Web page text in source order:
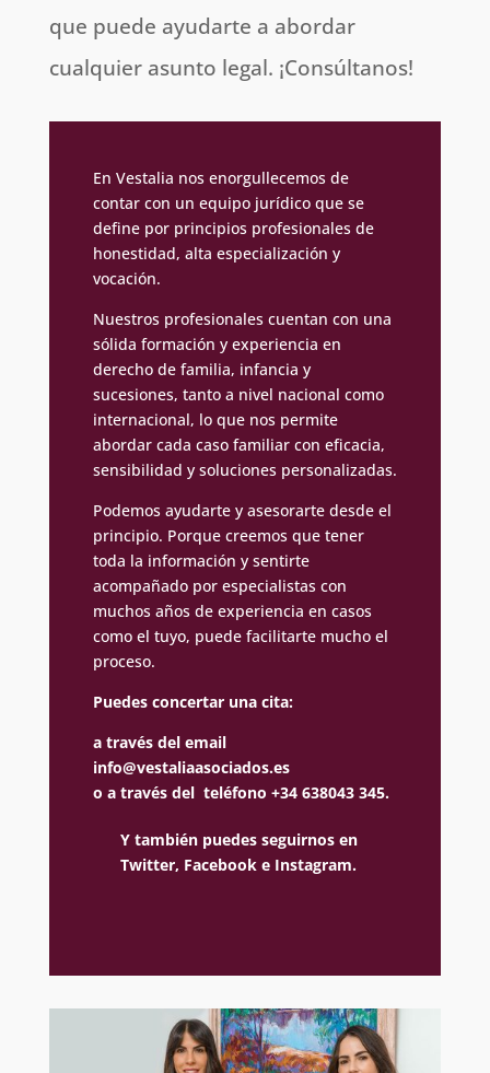
que puede ayudarte a abordar
cualquier asunto legal. ¡Consúltanos!
En Vestalia nos enorgullecemos de
contar con un equipo jurídico que se
define por principios profesionales de
honestidad, alta especialización y
vocación.
Nuestros profesionales cuentan con una
sólida formación y experiencia en
derecho de familia, infancia y
sucesiones, tanto a nivel nacional como
internacional, lo que nos permite
abordar cada caso familiar con eficacia,
sensibilidad y soluciones personalizadas.
Podemos ayudarte y asesorarte desde el
principio. Porque creemos que tener
toda la información y sentirte
acompañado por especialistas con
muchos años de experiencia en casos
como el tuyo, puede facilitarte mucho el
proceso.
Puedes concertar una cita:
a través del email
info@vestaliaasociados.es
o a través del teléfono +34 638043 345.
Y también puedes seguirnos en
Twitter, Facebook e Instagram.